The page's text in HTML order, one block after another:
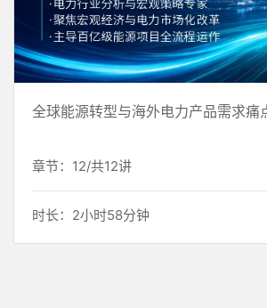
全球能源转型与海外电力产品需求痛
章节：12/共12讲
时长：2小时58分钟